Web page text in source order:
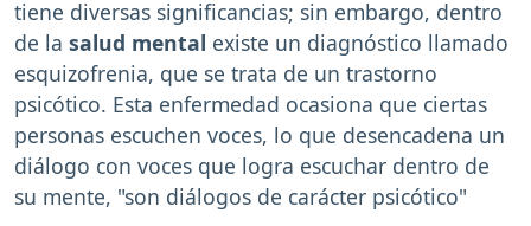
tiene diversas significancias; sin embargo, dentro
de la salud mental existe un diagnóstico llamado
esquizofrenia, que se trata de un trastorno
psicótico. Esta enfermedad ocasiona que ciertas
personas escuchen voces, lo que desencadena un
diálogo con voces que logra escuchar dentro de
su mente, "son diálogos de carácter psicótico"